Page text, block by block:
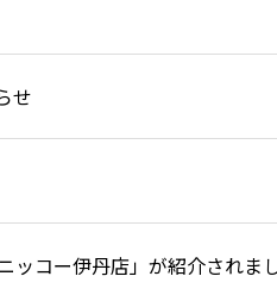
せ
ッコー伊丹店」が紹介されま